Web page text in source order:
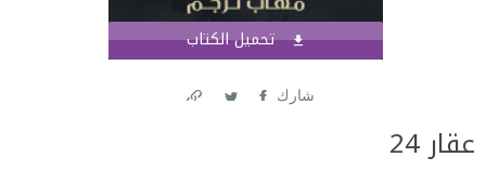
تحميل الكتاب
شارك
عقار 24